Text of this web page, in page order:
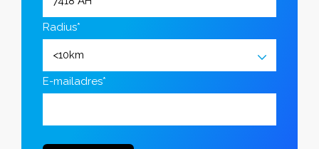
Radius*
E-mailadres*